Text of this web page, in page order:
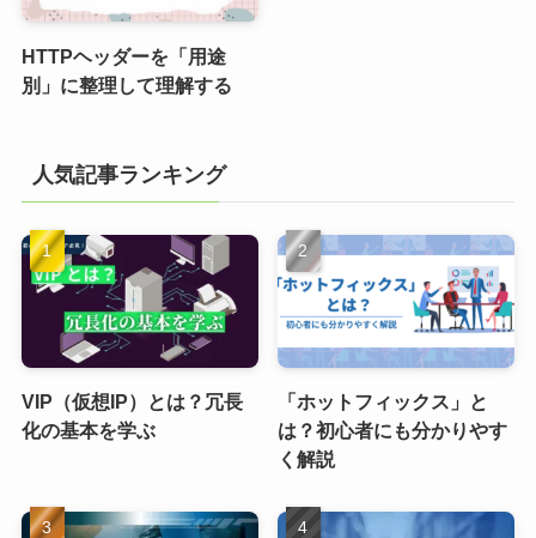
HTTPヘッダーを「用途
別」に整理して理解する
人気記事ランキング
VIP（仮想IP）とは？冗長
化の基本を学ぶ
「ホットフィックス」と
は？初心者にも分かりやす
く解説